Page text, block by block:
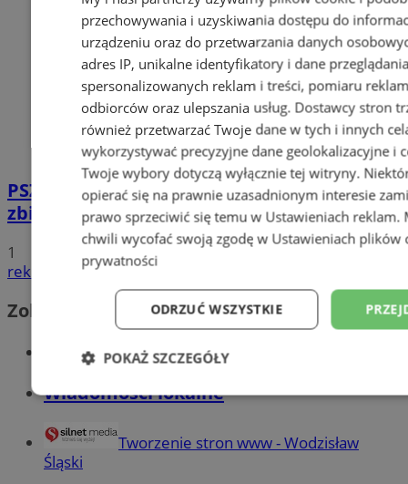
PSZOK w Wodzisławiu: selektywne
zbieranie odpadów tekstylnych w gminach
1
reklama
Zobacz również
Wiadomości kryminalne w Wodzisławiu
Wiadomości lokalne
Tworzenie stron www - Wodzisław
Śląski
przechowywania i uzyskiwania dostępu do
urządzeniu oraz do przetwarzania danych
adres IP, unikalne identyfikatory i dane
spersonalizowanych reklam i treści, pomiaru
odbiorców oraz ulepszania usług. Dostawcy stron
również przetwarzać Twoje dane w tych i innych
wykorzystywać precyzyjne dane geolokalizacyjne i
Twoje wybory dotyczą wyłącznie tej witryny.
opierać się na prawnie uzasadnionym interesie
prawo sprzeciwić się temu w Ustawieniach reklam.
chwili wycofać swoją zgodę w Ustawieniach plików
prywatności
ODRZUĆ WSZYSTKIE
POKAŻ SZCZEGÓŁY
Niezbędne Wydajność